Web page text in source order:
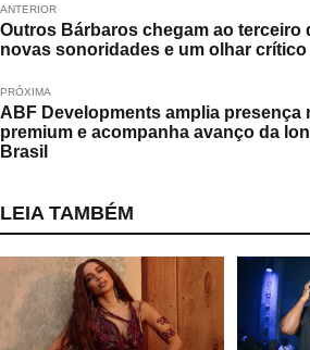
ANTERIOR
Outros Bárbaros chegam ao terceiro
novas sonoridades e um olhar
PRÓXIMA
ABF Developments amplia presença
premium e acompanha avanço da
Brasil
LEIA TAMBÉM